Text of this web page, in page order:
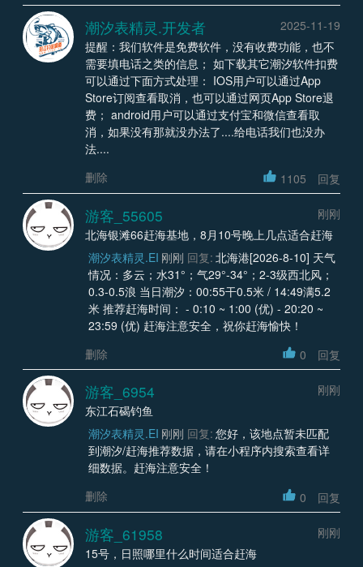
潮汐表精灵.开发者
2025-11-19
提醒：我们软件是免费软件，没有收费功能，也不
需要填电话之类的信息； 如下载其它潮汐软件扣费
可以通过下面方式处理： IOS用户可以通过App
Store订阅查看取消，也可以通过网页App Store退
费； android用户可以通过支付宝和微信查看取
消，如果没有那就没办法了....给电话我们也没办
法....
删除
1105 回复
游客_55605
刚刚
北海银滩66赶海基地，8月10号晚上几点适合赶海
潮汐表精灵.EI 刚刚 回复: 北海港[2026-8-10] 天气
情况：多云；水31°；气29°-34°；2-3级西北风；
0.3-0.5浪 当日潮汐：00:55干0.5米 / 14:49满5.2
米 推荐赶海时间： - 0:10 ~ 1:00 (优) - 20:20 ~
23:59 (优) 赶海注意安全，祝你赶海愉快！
删除
0 回复
游客_6954
刚刚
东江石碣钓鱼
潮汐表精灵.EI 刚刚 回复: 您好，该地点暂未匹配
到潮汐/赶海推荐数据，请在小程序内搜索查看详
细数据。赶海注意安全！
删除
0 回复
游客_61958
刚刚
15号，日照哪里什么时间适合赶海